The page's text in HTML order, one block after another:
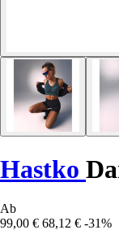
Hastko
Ab
99,00 € 68,12 € -31%